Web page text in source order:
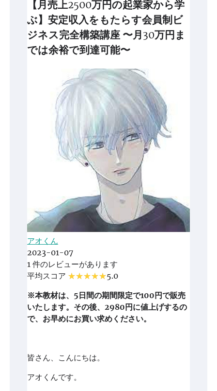
【月売上2500万円の起業家から学
ぶ】安定収入をもたらす会員制ビ
ジネス完全構築講座 〜月30万円ま
では余裕で到達可能〜
アオくん
2023-01-07
1 件のレビューがあります
平均スコア
5.0
※本教材は、5日間の期間限定で100円で販売
いたします。その後、2980円に値上げするの
で、お早めにお買い求めください。
皆さん、こんにちは。
アオくんです。